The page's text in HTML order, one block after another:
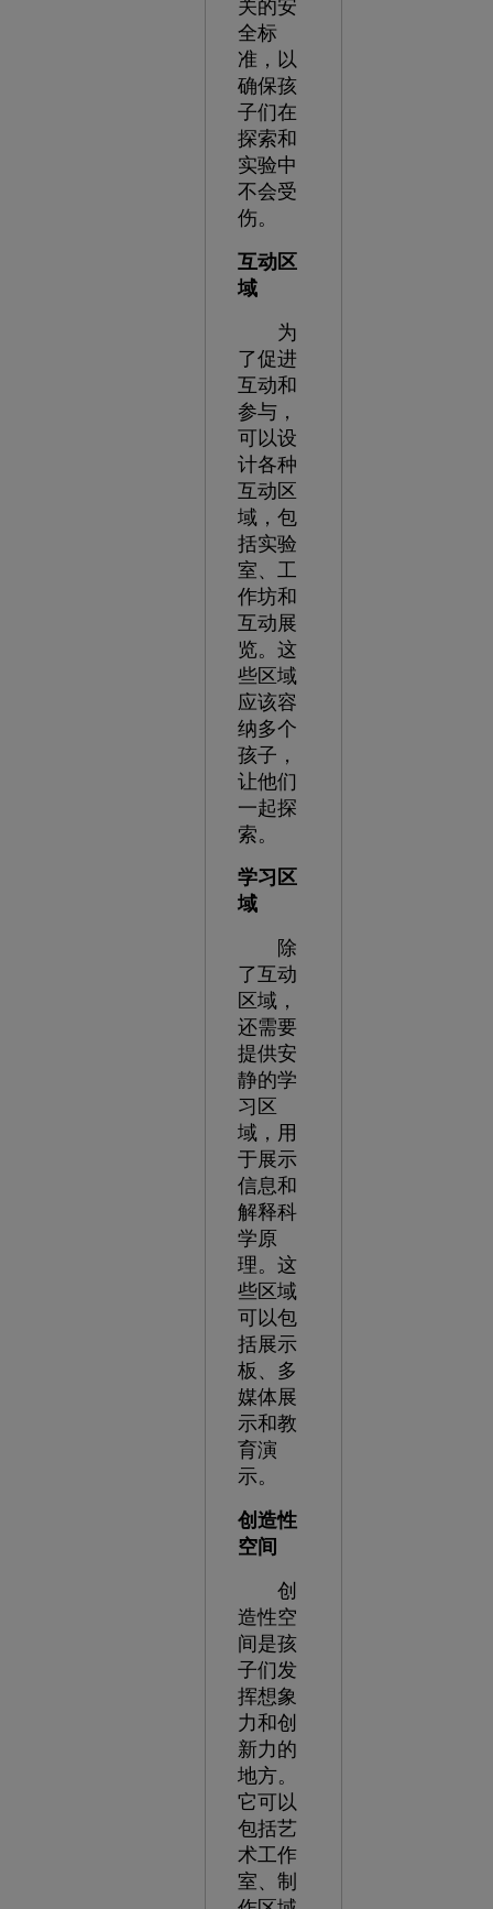
关的安
全标
准，以
确保孩
子们在
探索和
实验中
不会受
伤。
互动区
域
为
了促进
互动和
参与，
可以设
计各种
互动区
域，包
括实验
室、工
作坊和
互动展
览。这
些区域
应该容
纳多个
孩子，
让他们
一起探
索。
学习区
域
除
了互动
区域，
还需要
提供安
静的学
习区
域，用
于展示
信息和
解释科
学原
理。这
些区域
可以包
括展示
板、多
媒体展
示和教
育演
示。
创造性
空间
创
造性空
间是孩
子们发
挥想象
力和创
新力的
地方。
它可以
包括艺
术工作
室、制